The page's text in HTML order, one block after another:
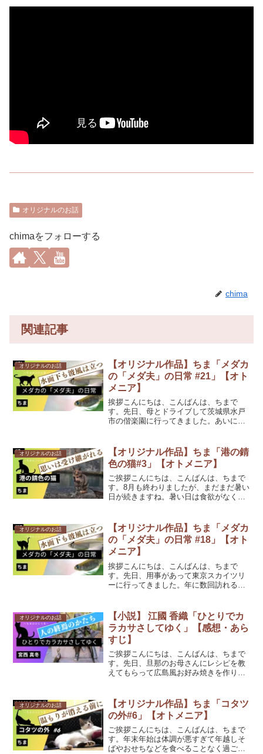
オリジナルのお話
chimaをフォローする
chima
関連記事
オリジナルのお話
【オリジナル作品】ちま「メダカ
の「メダ夫」の日常 #21」【オト
メニア】
挨拶こんにちは、こんばんは、ちまで
す。先日、母とドライブして茨城県水戸
市の偕楽園に行ってきました。あいにく
今日お話しするのは、オトメニアチャン
ネルオリジナルのお話「メダ...
オリジナルのお話
【オリジナル作品】ちま「港の錆
色の猫#3」【オトメニア】
ご挨拶こんにちは、こんばんは、ちまで
す。8月も終わりましたが、まだまだ暑い
日が続きますね。暑い日は食欲がなくな
美味しくて素麺を食べる際、ネギなどと
一緒に汁に入れて食べてい...
オリジナルのお話
【オリジナル作品】ちま「メダカ
の「メダ夫」の日常 #18」【オト
メニア】
挨拶こんにちは、こんばんは、ちまで
す。先日、用事があって東京スカイツリ
ーに行ってきました。年に数回訪れるス
ることができました！レインボーに光っ
ててとても綺麗だったので写...
オリジナルのお話
【小説】 江國 香織「ひとりでカ
ラカサさしてゆく」【感想・あら
すじ】
ご挨拶こんにちは、こんばんは、ちまで
す。先日、旦那のお母さんにレシピを教
えてもらって広島風お好み焼きを作りま
ことがあまりありませんでした。最初に
食べたのは中学か高校の頃...
オリジナルのお話
【オリジナル作品】ちま「コタツ
の外#6」【オトメニア】
ご挨拶こんにちは、こんばんは、ちまで
す。年末年始は体調が悪すぎて年越しそ
ばやおせちなどを食べることなく過ごし